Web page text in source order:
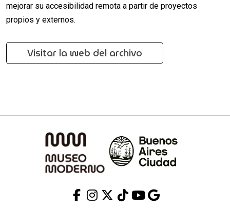
mejorar su accesibilidad remota a partir de proyectos
propios y externos.
Visitar la web del archivo